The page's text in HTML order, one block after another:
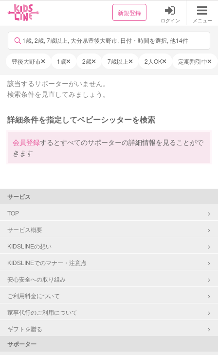
新規登録
ログイン メニュー
1歳, 2歳, 7歳以上, 大分県豊後大野市, 日付・時間を選択, 他14件
豊後大野市 1歳 2歳 7歳以上 2人OK 定期割引中
該当するサポーターがいません。
検索条件を見直してみましょう。
詳細条件を指定してベビーシッターを検索
会員登録するとすべてのサポーターの詳細情報を見ることがで
きます
サービス
TOP
サービス概要
KIDSLINEの想い
KIDSLINEでのマナー・注意点
安心安全への取り組み
ご利用料金について
家事代行のご利用について
ギフトを贈る
サポーター